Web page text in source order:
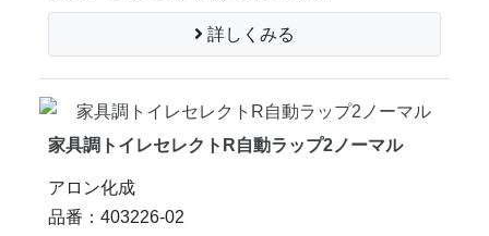
詳しくみる
家具調トイレセレクトR自動ラップ2ノーマル
アロン化成
品番：403226-02